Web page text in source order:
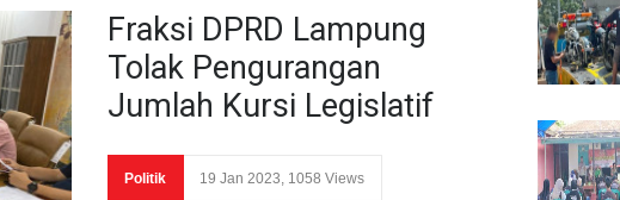
Fraksi DPRD Lampung
Tolak Pengurangan
Jumlah Kursi Legislatif
Politik 19 Jan 2023, 1058 Views